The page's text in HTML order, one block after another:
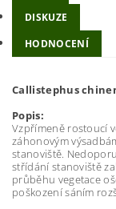
DISKUZE
HODNOCENÍ
Callistephus
Popis:
Vzpřímeně rostoucí
záhonovým
stanoviště.
střídání stanoviště
průběhu vegetace
poškození sáním